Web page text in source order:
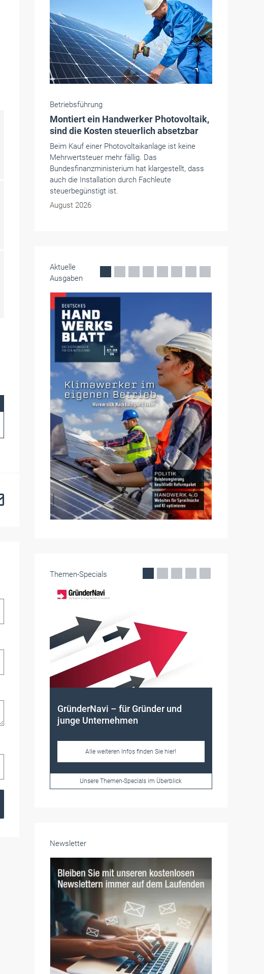
Betriebsführung
Baustellenfahrt als Arbeitszeit: Wann
gibt's Lohn?
Viele Handwerker fragen sich bei der Fahrt zur
Baustelle: Wird die Anreise als Arbeitszeit
vergütet? Eine Expertin erklärt die Rechtslage.
August 2026
Frauen im Handwerk
Newsletter